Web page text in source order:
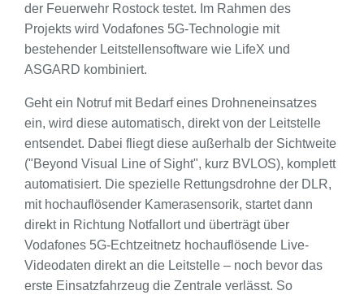
der Feuerwehr Rostock testet. Im Rahmen des
Projekts wird Vodafones 5G-Technologie mit
bestehender Leitstellensoftware wie LifeX und
ASGARD kombiniert.
Geht ein Notruf mit Bedarf eines Drohneneinsatzes
ein, wird diese automatisch, direkt von der Leitstelle
entsendet. Dabei fliegt diese außerhalb der Sichtweite
("Beyond Visual Line of Sight", kurz BVLOS), komplett
automatisiert. Die spezielle Rettungsdrohne der DLR,
mit hochauflösender Kamerasensorik, startet dann
direkt in Richtung Notfallort und überträgt über
Vodafones 5G-Echtzeitnetz hochauflösende Live-
Videodaten direkt an die Leitstelle – noch bevor das
erste Einsatzfahrzeug die Zentrale verlässt. So